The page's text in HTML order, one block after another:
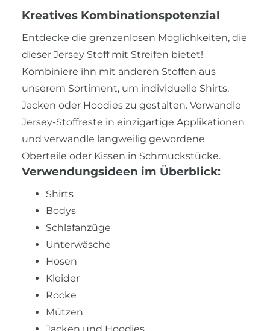
Kreatives Kombinationspotenzial
Entdecke die grenzenlosen Möglichkeiten, die
dieser Jersey Stoff mit Streifen bietet!
Kombiniere ihn mit anderen Stoffen aus
unserem Sortiment, um individuelle Shirts,
Jacken oder Hoodies zu gestalten. Verwandle
Jersey-Stoffreste in einzigartige Applikationen
und verwandle langweilig gewordene
Oberteile oder Kissen in Schmuckstücke.
Verwendungsideen im Überblick:
Shirts
Bodys
Schlafanzüge
Unterwäsche
Hosen
Kleider
Röcke
Mützen